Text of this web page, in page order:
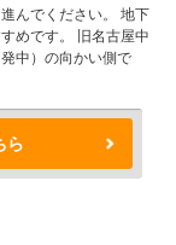
んでください。 地下
めです。 旧名古屋中
中）の向かい側で
ら